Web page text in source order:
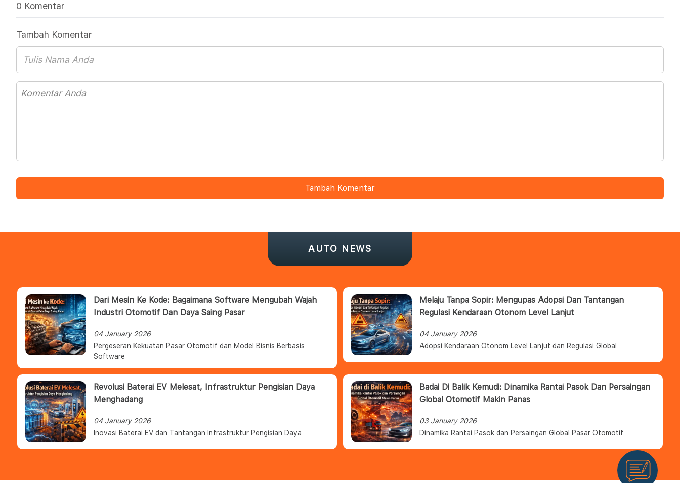
0 Komentar
Tambah Komentar
Tambah Komentar
AUTO NEWS
Dari Mesin Ke Kode: Bagaimana Software Mengubah Wajah
Industri Otomotif Dan Daya Saing Pasar
04 January 2026
Pergeseran Kekuatan Pasar Otomotif dan Model Bisnis Berbasis
Software
Melaju Tanpa Sopir: Mengupas Adopsi Dan Tantangan
Regulasi Kendaraan Otonom Level Lanjut
04 January 2026
Adopsi Kendaraan Otonom Level Lanjut dan Regulasi Global
Revolusi Baterai EV Melesat, Infrastruktur Pengisian Daya
Menghadang
04 January 2026
Inovasi Baterai EV dan Tantangan Infrastruktur Pengisian Daya
Badai Di Balik Kemudi: Dinamika Rantai Pasok Dan Persaingan
Global Otomotif Makin Panas
03 January 2026
Dinamika Rantai Pasok dan Persaingan Global Pasar Otomotif